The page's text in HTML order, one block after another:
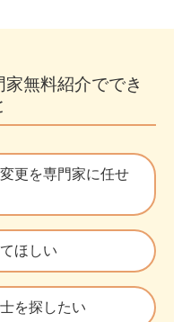
家無料紹介ででき
更を専門家に任せ
ほしい
を探したい